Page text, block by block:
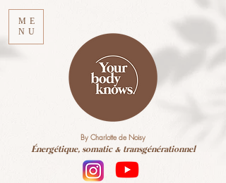
ME
NU
By Charlotte de Noisy
Énergétique, somatic & transgénérationnel